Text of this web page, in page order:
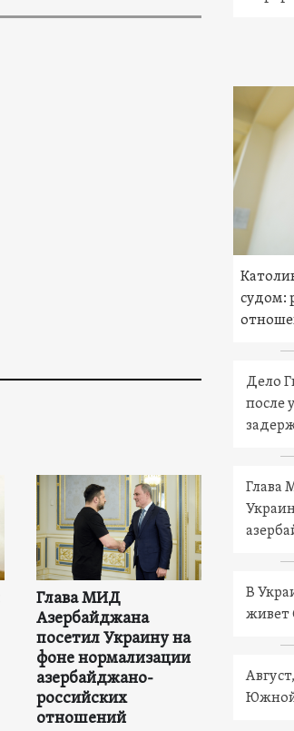
Глава МИД
Азербайджана
посетил Украину на
фоне нормализации
азербайджано-
российских
отношений
судом:
Дело
после
Глава
В
живет
Южной